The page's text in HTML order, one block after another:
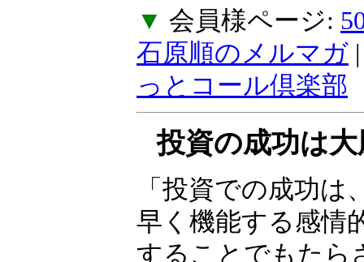
ご不便をおかけし
ん。
▼ 会員様ページ:
石原順のメルマガ
っとコール倶楽部
投資の成功は
る